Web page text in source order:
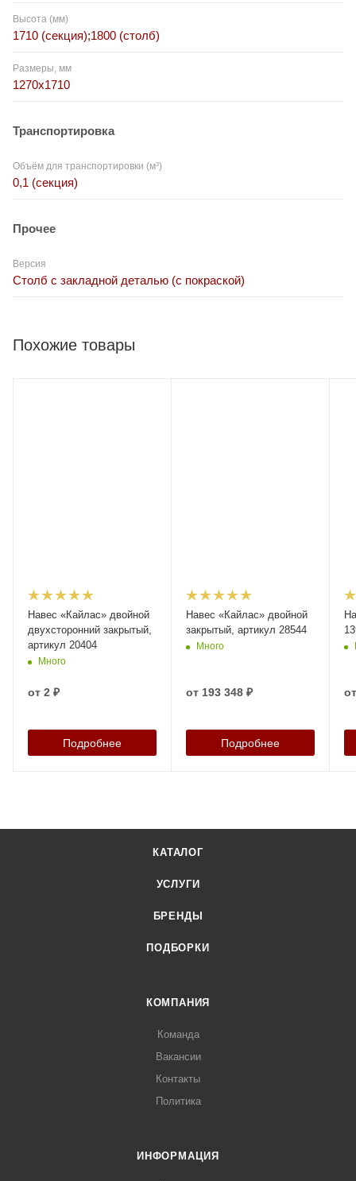
Высота (мм)
1710 (секция);1800 (столб)
Размеры, мм
1270x1710
Транспортировка
Объём для транспортировки (м³)
0,1 (секция)
Прочее
Версия
Столб с закладной деталью (с покраской)
Похожие товары
Навес «Кайлас» двойной
двухсторонний закрытый,
артикул 20404
Много
от 2 ₽
Подробнее
Навес «Кайлас» двойной
закрытый, артикул 28544
Много
от 193 348 ₽
Подробнее
КАТАЛОГ
УСЛУГИ
БРЕНДЫ
ПОДБОРКИ
КОМПАНИЯ
Команда
Вакансии
Контакты
Политика
ИНФОРМАЦИЯ